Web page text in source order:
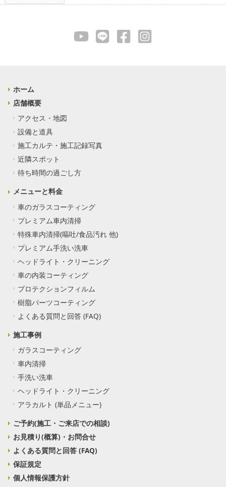
ホーム
店舗概要
アクセス・地図
設備と道具
施工カルテ・施工記録写真
近隣スポット
待ち時間の過ごし方
メニューと料金
車のガラスコーティング
プレミアム車内清掃
特殊車内清掃(嘔吐/食品汚れ 他)
プレミアム手洗い洗車
ヘッドライト・クリーニング
車の内装コーティング
プロテクションフィルム
樹脂パーツコーティング
よくある質問と回答 (FAQ)
施工事例
ガラスコーティング
車内清掃
手洗い洗車
ヘッドライト・クリーニング
アラカルト (単品メニュー)
ご予約(施工・ご来店での相談)
お見積り(概算)・お問合せ
よくある質問と回答 (FAQ)
保証規定
個人情報保護方針